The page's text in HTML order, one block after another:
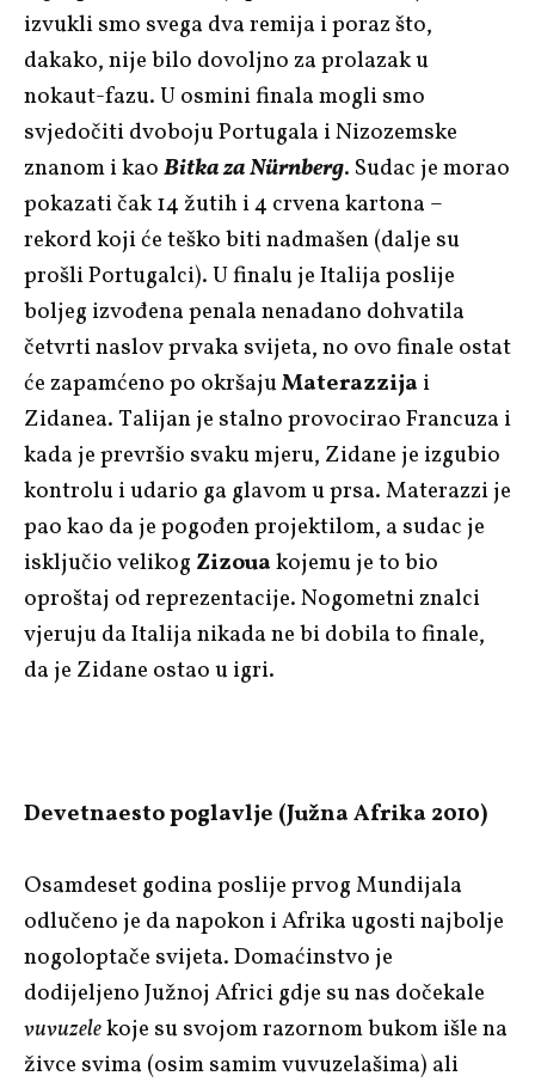
izvukli smo svega dva remija i poraz što,
dakako, nije bilo dovoljno za prolazak u
nokaut-fazu. U osmini finala mogli smo
svjedočiti dvoboju Portugala i Nizozemske
znanom i kaoBitka za Nürnberg. Sudac je morao
pokazati čak 14 žutih i 4 crvena kartona –
rekord koji će teško biti nadmašen (dalje su
prošli Portugalci). U finalu je Italija poslije
boljeg izvođena penala nenadano dohvatila
četvrti naslov prvaka svijeta, no ovo finale ostat
će zapamćeno po okršajuMaterazzijai
Zidanea. Talijan je stalno provocirao Francuza i
kada je prevršio svaku mjeru, Zidane je izgubio
kontrolu i udario ga glavom u prsa. Materazzi je
pao kao da je pogođen projektilom, a sudac je
isključio velikog Zizouakojemu je to bio
oproštaj od reprezentacije. Nogometni znalci
vjeruju da Italija nikada ne bi dobila to finale,
da je Zidane ostao u igri.
Devetnaesto poglavlje (Južna Afrika 2010)
Osamdeset godina poslije prvog Mundijala
odlučeno je da napokon i Afrika ugosti najbolje
nogoloptače svijeta. Domaćinstvo je
dodijeljeno Južnoj Africi gdje su nas dočekale
vuvuzelekoje su svojom razornom bukom išle na
živce svima (osim samim vuvuzelašima) ali